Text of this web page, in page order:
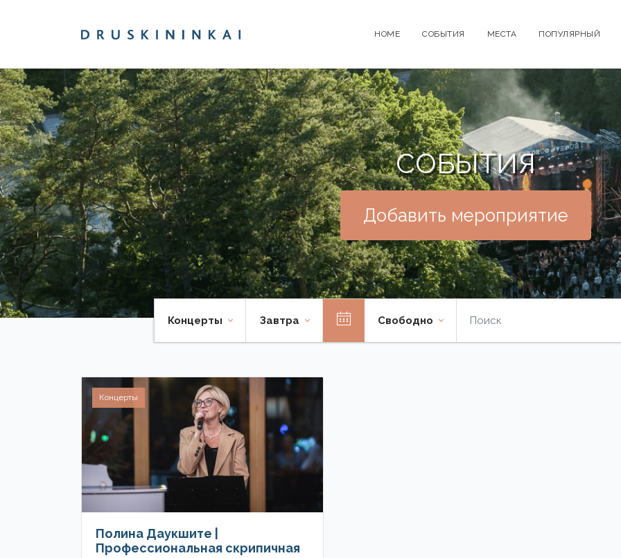
HOME СОБЫТИЯ МЕСТА ПОПУЛЯРНЫЙ
СОБЫТИЯ
Добавить мероприятие
Концерты Завтра Свободно
Концерты
Полина Даукшите |
Профессиональная скрипичная